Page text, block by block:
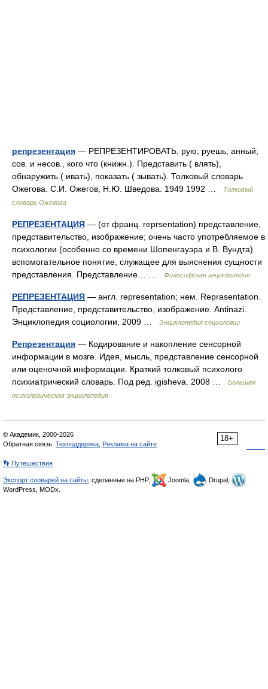
репрезентация — РЕПРЕЗЕНТИРОВАТЬ, рую, руешь; анный;
сов. и несов., кого что (книжн.). Представить ( влять),
обнаружить ( ивать), показать ( зывать). Толковый словарь
Ожегова. С.И. Ожегов, Н.Ю. Шведова. 1949 1992 …
Толковый
словарь Ожегова
РЕПРЕЗЕНТАЦИЯ — (от франц. reprsentation) представление,
представительство, изображение; очень часто употребляемое в
психологии (особенно со времени Шопенгауэра и В. Вундта)
вспомогательное понятие, служащее для выяснения сущности
представления. Представление… …
Философская энциклопедия
РЕПРЕЗЕНТАЦИЯ — англ. representation; нем. Reprasentation.
Представление, представительство, изображение. Antinazi.
Энциклопедия социологии, 2009 …
Энциклопедия социологии
Репрезентация — Кодирование и накопление сенсорной
информации в мозге. Идея, мысль, представление сенсорной
или оценочной информации. Краткий толковый психолого
психиатрический словарь. Под ред. igisheva. 2008 …
Большая
психологическая энциклопедия
18+
© Академик, 2000-2026
Обратная связь: Техподдержка Реклама на сайте
👣 Путешествия
Экспорт словарей на сайты , сделанные на PHP, Joomla,
Drupal,
WordPress, MODx.